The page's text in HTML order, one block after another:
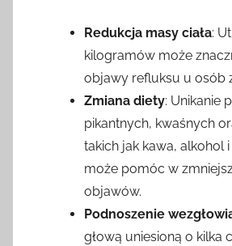
Redukcja masy ciała:
kilogramów może
objawy refluksu u osób
Zmiana diety: Unikanie
pikantnych, kwaśnych
takich jak kawa, alkohol
może pomóc w
objawów.
Podnoszenie
głową uniesioną o kilka